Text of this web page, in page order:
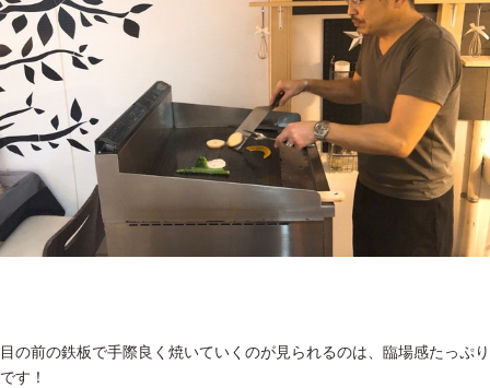
目の前の鉄板で手際良く焼いていくのが見られるのは、臨場感たっぷり
です！